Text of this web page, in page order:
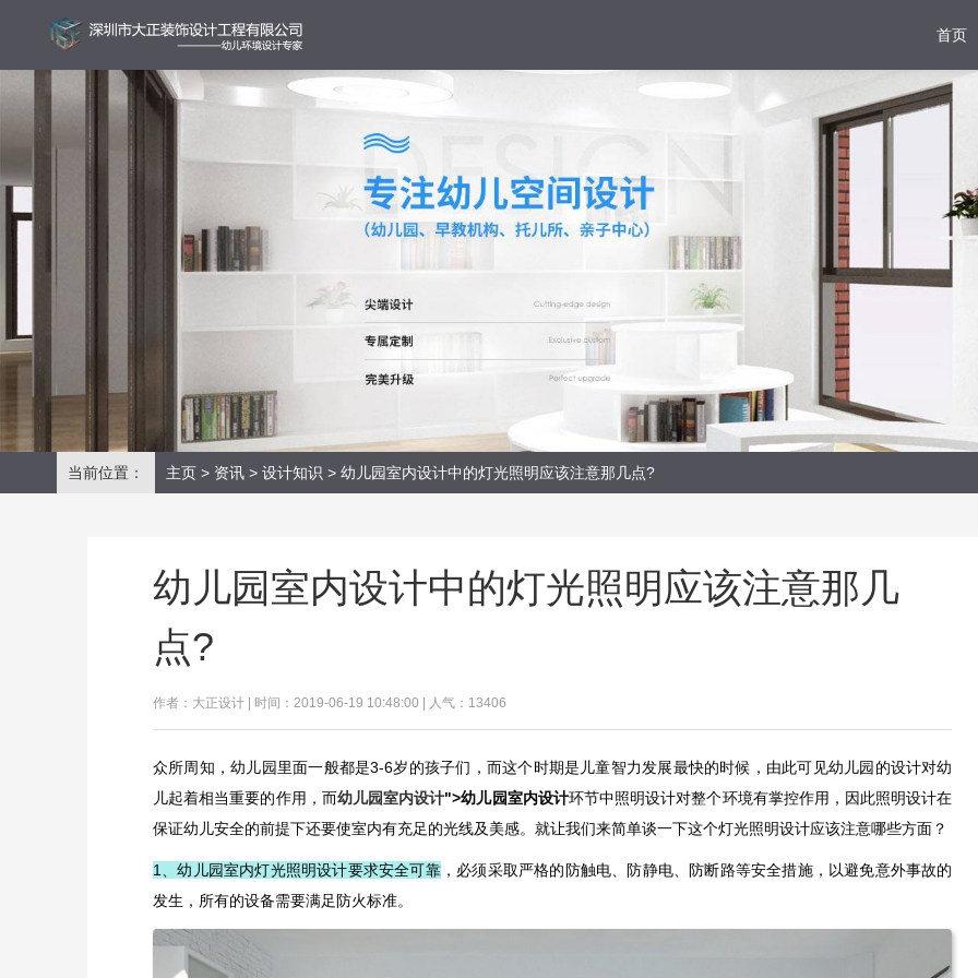
首页
当前位置： 主页 > 资讯 > 设计知识 > 幼儿园室内设计中的灯光照明应该注意那几点?
幼儿园室内设计中的灯光照明应该注意那几
点?
作者：大正设计 | 时间：2019-06-19 10:48:00 | 人气：13406
众所周知，幼儿园里面一般都是3-6岁的孩子们，而这个时期是儿童智力发展最快的时候，由此可见幼儿园的设计对幼
儿起着相当重要的作用，而幼儿园室内设计">幼儿园室内设计环节中照明设计对整个环境有掌控作用，因此照明设计在
保证幼儿安全的前提下还要使室内有充足的光线及美感。就让我们来简单谈一下这个灯光照明设计应该注意哪些方面？
1、幼儿园室内灯光照明设计要求安全可靠，必须采取严格的防触电、防静电、防断路等安全措施，以避免意外事故的
发生，所有的设备需要满足防火标准。